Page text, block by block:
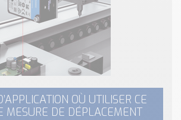
OÙ UTILISER CE
MESURE DE DÉPLACEMENT